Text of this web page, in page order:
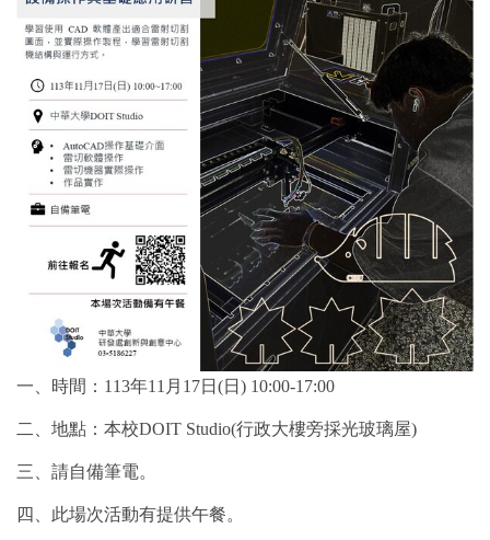
一、時間：113年11月17日(日) 10:00-17:00
二、地點：本校DOIT Studio(行政大樓旁採光玻璃屋)
三、請自備筆電。
四、此場次活動有提供午餐。